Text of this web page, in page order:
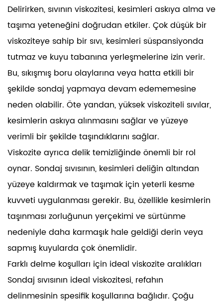
Delirirken, sıvının viskozitesi, kesimleri askıya alma ve
taşıma yeteneğini doğrudan etkiler. Çok düşük bir
viskoziteye sahip bir sıvı, kesimleri süspansiyonda
tutmaz ve kuyu tabanına yerleşmelerine izin verir.
Bu, sıkışmış boru olaylarına veya hatta etkili bir
şekilde sondaj yapmaya devam edememesine
neden olabilir. Öte yandan, yüksek viskoziteli sıvılar,
kesimlerin askıya alınmasını sağlar ve yüzeye
verimli bir şekilde taşındıklarını sağlar.
Viskozite ayrıca delik temizliğinde önemli bir rol
oynar. Sondaj sıvısının, kesimleri deliğin altından
yüzeye kaldırmak ve taşımak için yeterli kesme
kuvveti uygulanması gerekir. Bu, özellikle kesimlerin
taşınması zorluğunun yerçekimi ve sürtünme
nedeniyle daha karmaşık hale geldiği derin veya
sapmış kuyularda çok önemlidir.
Farklı delme koşulları için ideal viskozite aralıkları
Sondaj sıvısının ideal viskozitesi, refahın
delinmesinin spesifik koşullarına bağlıdır. Çoğu